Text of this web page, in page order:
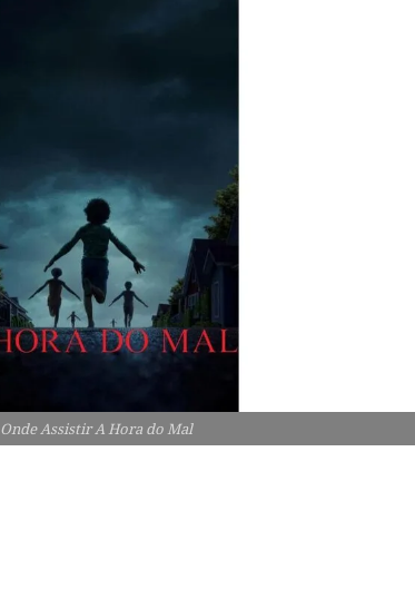
Onde Assistir A Hora do Mal